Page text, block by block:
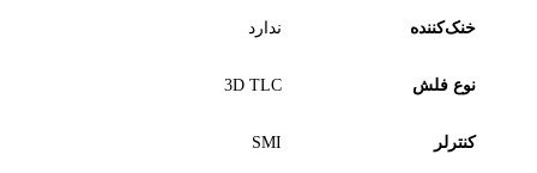
خنک‌کننده ندارد
نوع فلش 3D TLC
کنترلر SMI